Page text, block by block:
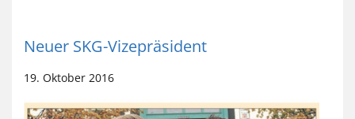
Neuer SKG-Vizepräsident
19. Oktober 2016